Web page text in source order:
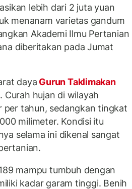
lebih dari 2 juta yuan
menanam varietas gandum
Akademi Ilmu Pertanian
diberitakan pada Jumat
daya Gurun Taklimakan
Curah hujan di wilayah
per tahun, sedangkan tingkat
milimeter. Kondisi itu
selama ini dikenal sangat
mampu tumbuh dengan
kadar garam tinggi. Benih